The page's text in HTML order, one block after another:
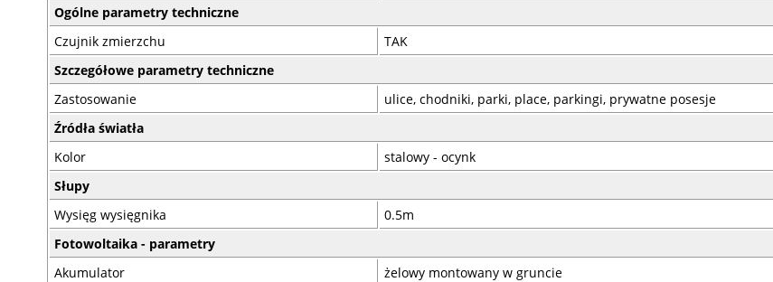
Ogólne parametry techniczne
Czujnik zmierzchu
TAK
Szczegółowe parametry techniczne
Zastosowanie
ulice, chodniki, parki, place, parkingi, prywatne posesje
Źródła światła
Kolor
stalowy - ocynk
Słupy
Wysięg wysięgnika
0.5m
Fotowoltaika - parametry
Akumulator
żelowy montowany w gruncie